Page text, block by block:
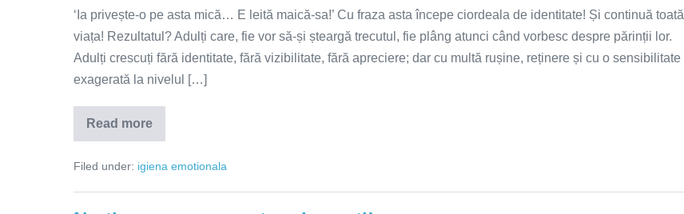
‘Ia privește-o pe asta mică… E leită maică-sa!’ Cu fraza asta începe ciordeala de identitate! Și continuă toată
viața! Rezultatul? Adulți care, fie vor să-și șteargă trecutul, fie plâng atunci când vorbesc despre părinții lor.
Adulți crescuți fără identitate, fără vizibilitate, fără apreciere; dar cu multă rușine, reținere și cu o sensibilitate
exagerată la nivelul […]
Read more
Ciorditorii
de
Filed under: igiena emotionala